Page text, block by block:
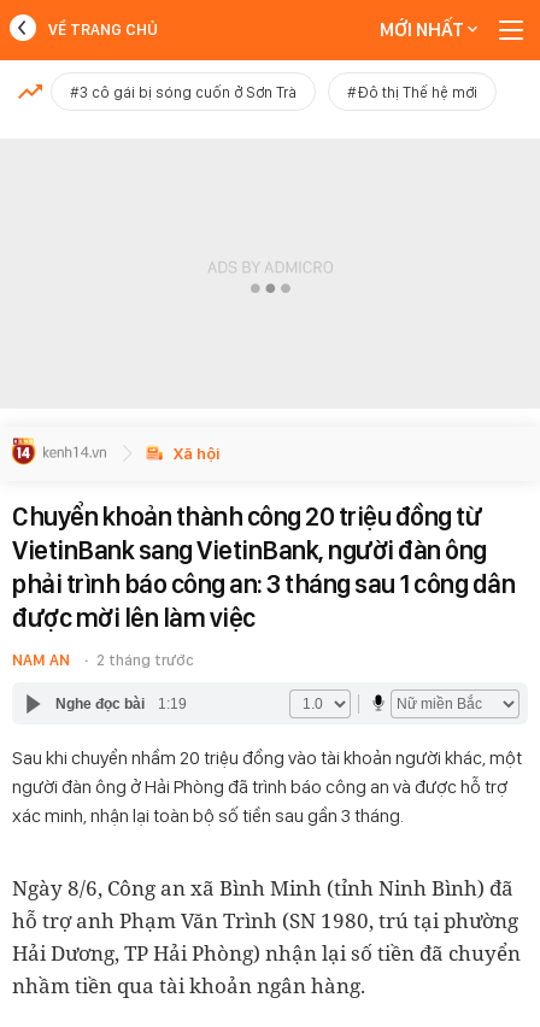
MỚI NHẤT
VỀ TRANG CHỦ MỚI NHẤT
#3 cô gái bị sóng cuốn ở Sơn Trà #Đô thị Thế hệ mới
Xã hội
Chuyển khoản thành công 20 triệu đồng từ
VietinBank sang VietinBank, người đàn ông
phải trình báo công an: 3 tháng sau 1 công dân
được mời lên làm việc
NAM AN 2 tháng trước
Nghe đọc bài 1:19
Sau khi chuyển nhầm 20 triệu đồng vào tài khoản người khác, một
người đàn ông ở Hải Phòng đã trình báo công an và được hỗ trợ
xác minh, nhận lại toàn bộ số tiền sau gần 3 tháng.
Ngày 8/6, Công an xã Bình Minh (tỉnh Ninh Bình) đã
hỗ trợ anh Phạm Văn Trình (SN 1980, trú tại phường
Hải Dương, TP Hải Phòng) nhận lại số tiền đã chuyển
nhầm tiền qua tài khoản ngân hàng.